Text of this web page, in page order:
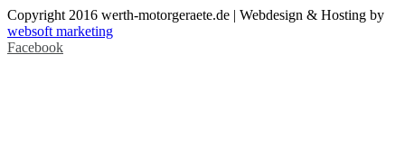
Copyright 2016 werth-motorgeraete.de | Webdesign & Hosting by
websoft marketing
Facebook